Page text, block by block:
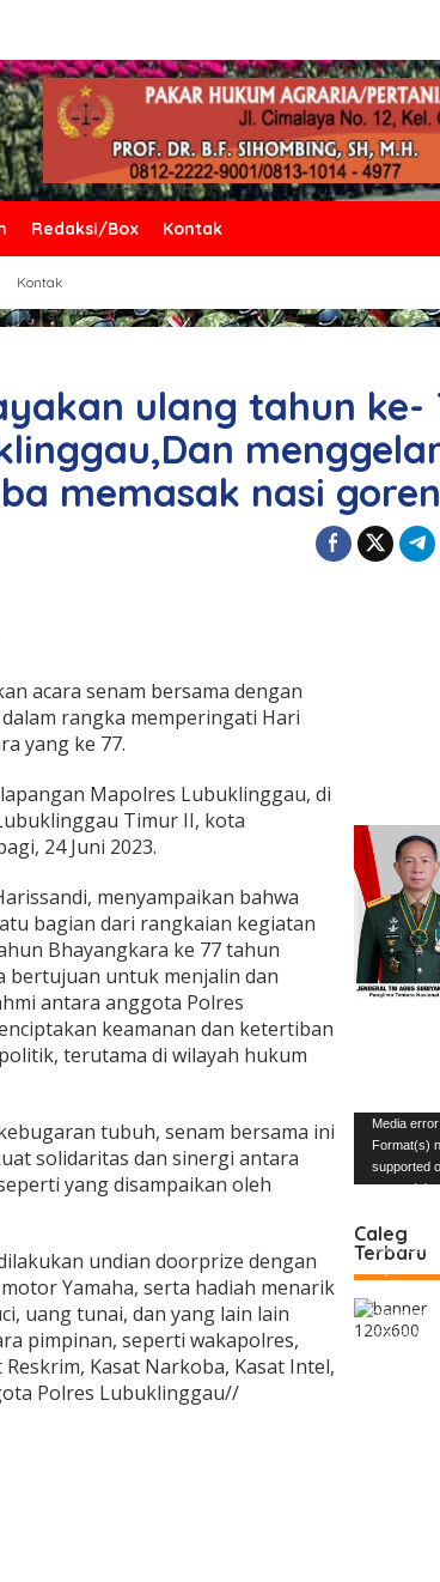
Redaksi/Box Kontak
Kontak
ulang tahun ke-
memasak nasi
acara senam bersama dengan
rangka memperingati Hari
yang ke 77.
Mapolres Lubuklinggau, di
Timur II, kota
24 Juni 2023.
menyampaikan bahwa
bagian dari rangkaian kegiatan
Bhayangkara ke 77 tahun
bertujuan untuk menjalin dan
antara anggota Polres
keamanan dan ketertiban
terutama di wilayah hukum
tubuh, senam bersama ini
solidaritas dan sinergi antara
yang disampaikan oleh
undian doorprize dengan
Yamaha, serta hadiah menarik
uang tunai, dan yang lain lain
pimpinan, seperti wakapolres,
Reskrim, Kasat Narkoba, Kasat Intel,
Polres Lubuklinggau//
Pemutar
Video
Media error:
Format(s)
supported
source(s)
Unduh Berkas:
content/
023/12/VID-
Caleg
Terbaru